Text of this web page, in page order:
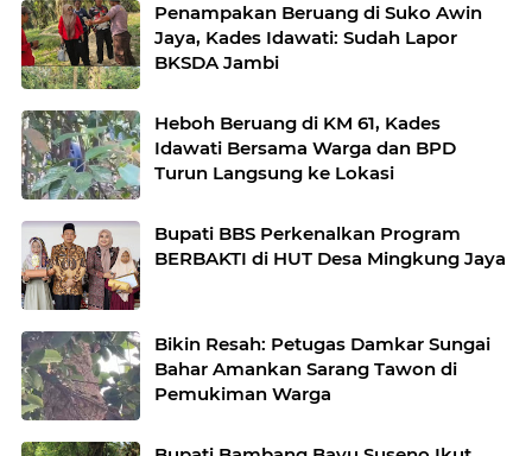
Penampakan Beruang di Suko Awin
Jaya, Kades Idawati: Sudah Lapor
BKSDA Jambi
Heboh Beruang di KM 61, Kades
Idawati Bersama Warga dan BPD
Turun Langsung ke Lokasi
Bupati BBS Perkenalkan Program
BERBAKTI di HUT Desa Mingkung Jaya
Bikin Resah: Petugas Damkar Sungai
Bahar Amankan Sarang Tawon di
Pemukiman Warga